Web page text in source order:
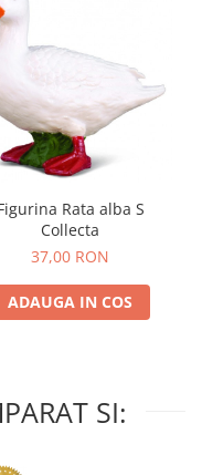
Rata alba S
Collecta
37,00 RON
ADAUGA IN COS
SI: